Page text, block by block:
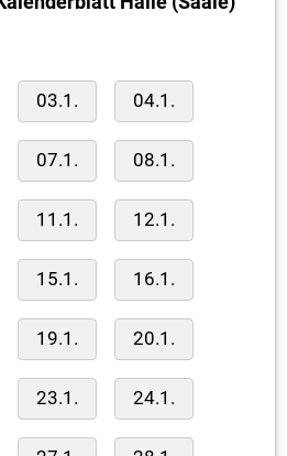
03.1. 04.1.
07.1. 08.1.
11.1. 12.1.
15.1. 16.1.
19.1. 20.1.
23.1. 24.1.